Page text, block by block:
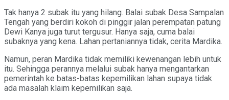
Tak hanya 2 subak itu yang hilang. Balai subak Desa Sampalan
Tengah yang berdiri kokoh di pinggir jalan perempatan patung
Dewi Kanya juga turut tergusur. Hanya saja, cuma balai
subaknya yang kena. Lahan pertaniannya tidak, cerita Mardika.
Namun, peran Mardika tidak memiliki kewenangan lebih untuk
itu. Sehingga perannya melalui subak hanya mengantarkan
pemerintah ke batas-batas kepemilikan lahan supaya tidak
ada masalah klaim kepemilikan saja.